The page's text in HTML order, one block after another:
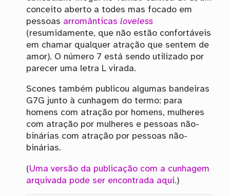
conceito aberto a todes mas focado em
pessoas arromânticas loveless
(resumidamente, que não estão confortáveis
em chamar qualquer atração que sentem de
amor). O número 7 está sendo utilizado por
parecer uma letra L virada.
Scones também publicou algumas bandeiras
G7G junto à cunhagem do termo: para
homens com atração por homens, mulheres
com atração por mulheres e pessoas não-
binárias com atração por pessoas não-
binárias.
(Uma versão da publicação com a cunhagem
arquivada pode ser encontrada aqui.)